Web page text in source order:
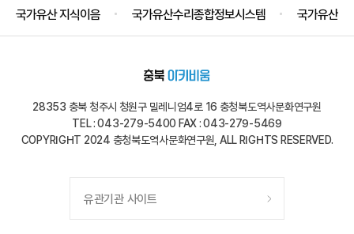
국가유산 지식이음
국가유산수리종합정보시스템 국가유산공
28353 충북 청주시 청원구 밀레니엄4로 16 충청북도역사문화연구원
TEL : 043-279-5400 FAX : 043-279-5469
COPYRIGHT 2024 충청북도역사문화연구원, ALL RIGHTS RESERVED.
유관기관 사이트